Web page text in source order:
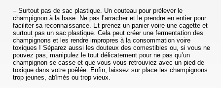
– Surtout pas de sac plastique. Un couteau pour prélever le
champignon à la base. Ne pas l’arracher et le prendre en entier pour
faciliter sa reconnaissance. Et prenez un panier voire une cagette et
surtout pas un sac plastique. Cela peut créer une fermentation des
champignons et les rendre impropres à la consommation voire
toxiques ! Séparez aussi les douteux des comestibles ou, si vous ne
pouvez pas, manipulez le tout délicatement pour ne pas qu’un
champignon se casse et que vous vous retrouviez avec un pied de
toxique dans votre poêlée. Enfin, laissez sur place les champignons
trop jeunes, abîmés ou trop vieux.